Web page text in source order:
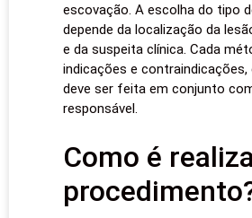
escovação. A escolha do tipo
depende da localização da
e da suspeita clínica. Cada
indicações e contraindicações,
deve ser feita em conjunto
responsável.
Como é